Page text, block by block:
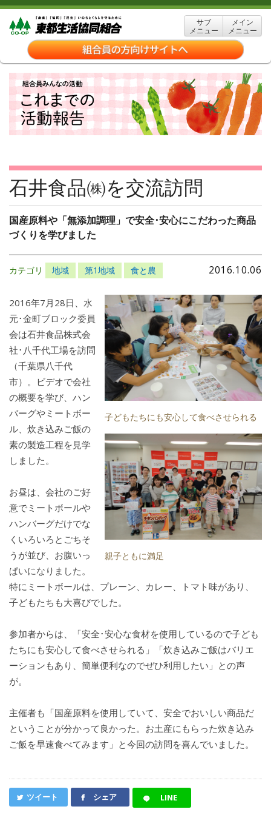
サブ
メニュー
メイン
メニュー
石井食品㈱を交流訪問
国産原料や「無添加調理」で安全･安心にこだわった商品
づくりを学びました
2016.10.06
カテゴリ 地域 第1地域 食と農
子どもたちにも安心して食べさせられる
親子ともに満足
2016年7月28日、水
元･金町ブロック委員
会は石井食品株式会
社･八千代工場を訪問
（千葉県八千代
市）。ビデオで会社
の概要を学び、ハン
バーグやミートボー
ル、炊き込みご飯の
素の製造工程を見学
しました。
お昼は、会社のご好
意でミートボールや
ハンバーグだけでな
くいろいろとごちそ
うが並び、お腹いっ
ぱいになりました。
特にミートボールは、プレーン、カレー、トマト味があり、
子どもたちも大喜びでした。
参加者からは、「安全･安心な食材を使用しているので子ども
たちにも安心して食べさせられる」「炊き込みご飯はバリエ
ーションもあり、簡単便利なのでぜひ利用したい」との声
が。
主催者も「国産原料を使用していて、安全でおいしい商品だ
ということが分かって良かった。お土産にもらった炊き込み
ご飯を早速食べてみます」と今回の訪問を喜んでいました。
ツイート シェア LINE